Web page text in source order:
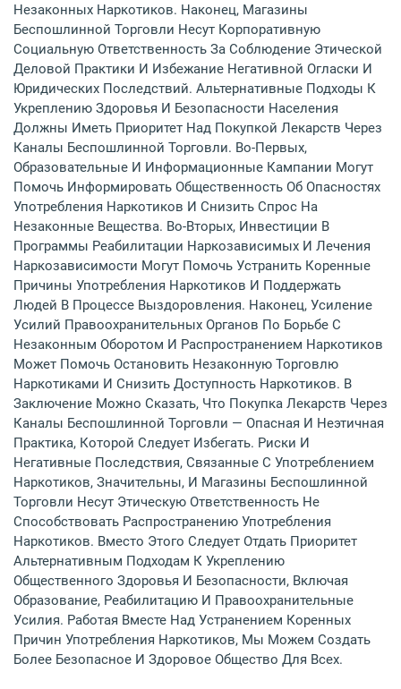
Незаконных Наркотиков. Наконец, Магазины
Беспошлинной Торговли Несут Корпоративную
Социальную Ответственность За Соблюдение Этической
Деловой Практики И Избежание Негативной Огласки И
Юридических Последствий. Альтернативные Подходы К
Укреплению Здоровья И Безопасности Населения
Должны Иметь Приоритет Над Покупкой Лекарств Через
Каналы Беспошлинной Торговли. Во-Первых,
Образовательные И Информационные Кампании Могут
Помочь Информировать Общественность Об Опасностях
Употребления Наркотиков И Снизить Спрос На
Незаконные Вещества. Во-Вторых, Инвестиции В
Программы Реабилитации Наркозависимых И Лечения
Наркозависимости Могут Помочь Устранить Коренные
Причины Употребления Наркотиков И Поддержать
Людей В Процессе Выздоровления. Наконец, Усиление
Усилий Правоохранительных Органов По Борьбе С
Незаконным Оборотом И Распространением Наркотиков
Может Помочь Остановить Незаконную Торговлю
Наркотиками И Снизить Доступность Наркотиков. В
Заключение Можно Сказать, Что Покупка Лекарств Через
Каналы Беспошлинной Торговли — Опасная И Неэтичная
Практика, Которой Следует Избегать. Риски И
Негативные Последствия, Связанные С Употреблением
Наркотиков, Значительны, И Магазины Беспошлинной
Торговли Несут Этическую Ответственность Не
Способствовать Распространению Употребления
Наркотиков. Вместо Этого Следует Отдать Приоритет
Альтернативным Подходам К Укреплению
Общественного Здоровья И Безопасности, Включая
Образование, Реабилитацию И Правоохранительные
Усилия. Работая Вместе Над Устранением Коренных
Причин Употребления Наркотиков, Мы Можем Создать
Более Безопасное И Здоровое Общество Для Всех.